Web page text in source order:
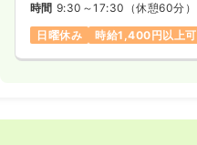
時間 9:30～17:30 （休憩60分）
日曜休み
時給1,400円以上可